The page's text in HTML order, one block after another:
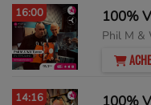
16:00 100%
Phil M &
14:16 100%